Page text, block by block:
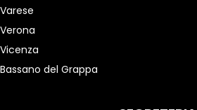
Varese
Verona
Vicenza
Bassano del Grappa